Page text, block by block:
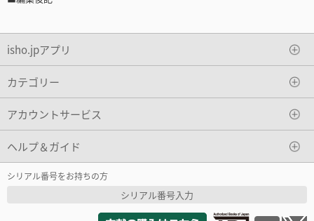
isho.jpアプリ
カテゴリー
アカウントサービス
ヘルプ＆ガイド
シリアル番号をお持ちの方
シリアル番号入力